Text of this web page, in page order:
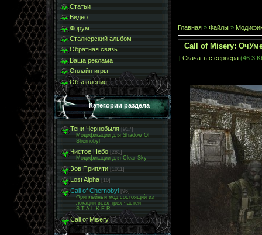
Статьи
Видео
Форум
Сталкерский альбом
Обратная связь
Ваша реклама
Онлайн игры
Объявления
Категории раздела
Тени Чернобыля [917]
Модификации для Shadow Of
Shernobyl
Чистое Небо [281]
Модификации для Clear Sky
Зов Припяти [1011]
Lost Alpha [16]
Call of Chernobyl [96]
Фриплейный мод состоящий из
локаций всех трех частей
S.T.A.L.K.E.R.
Call of Misery [5]
Главная » Файлы »
Call of Misery:
[ Скачать с сервера (46.3